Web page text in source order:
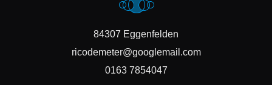
84307 Eggenfelden
ricodemeter@googlemail.com
0163 7854047